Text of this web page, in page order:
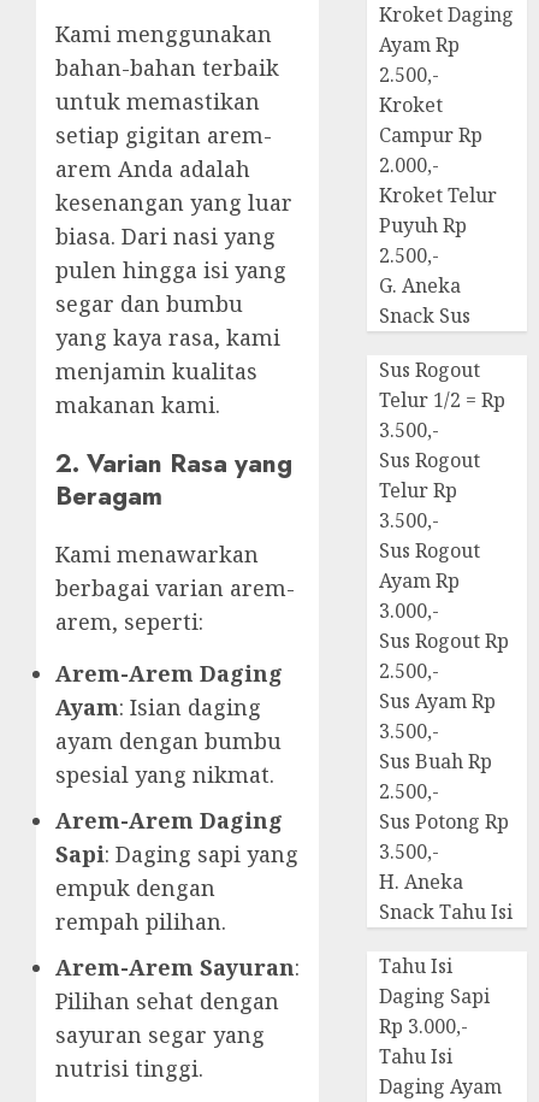
Kami menggunakan
bahan-bahan terbaik
untuk memastikan
setiap gigitan arem-
arem Anda adalah
kesenangan yang luar
biasa. Dari nasi yang
pulen hingga isi yang
segar dan bumbu
yang kaya rasa, kami
menjamin kualitas
makanan kami.
2. Varian Rasa yang
Beragam
Kami menawarkan
berbagai varian arem-
arem, seperti:
Arem-Arem Daging
Ayam: Isian daging
ayam dengan bumbu
spesial yang nikmat.
Arem-Arem Daging
Sapi: Daging sapi yang
empuk dengan
rempah pilihan.
Arem-Arem Sayuran:
Pilihan sehat dengan
sayuran segar yang
nutrisi tinggi.
Kroket Daging
Ayam Rp
2.500,-
Kroket
Campur Rp
2.000,-
Kroket Telur
Puyuh Rp
2.500,-
G. Aneka
Snack Sus
Sus Rogout
Telur 1/2 = Rp
3.500,-
Sus Rogout
Telur Rp
3.500,-
Sus Rogout
Ayam Rp
3.000,-
Sus Rogout Rp
2.500,-
Sus Ayam Rp
3.500,-
Sus Buah Rp
2.500,-
Sus Potong Rp
3.500,-
H. Aneka
Snack Tahu Isi
Tahu Isi
Daging Sapi
Rp 3.000,-
Tahu Isi
Daging Ayam